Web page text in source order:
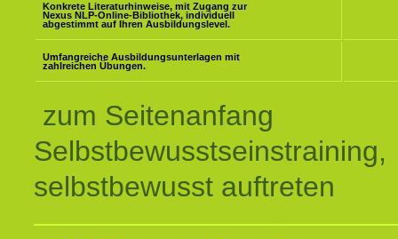
Konkrete Literaturhinweise, mit Zugang zur
Nexus NLP-Online-Bibliothek, individuell
abgestimmt auf Ihren Ausbildungslevel.
Umfangreiche Ausbildungsunterlagen mit
zahlreichen Übungen.
zum Seitenanfang
Selbstbewusstseinstraining,
selbstbewusst auftreten